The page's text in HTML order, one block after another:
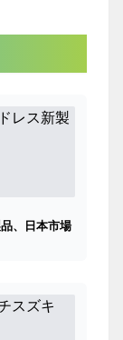
、日本市場